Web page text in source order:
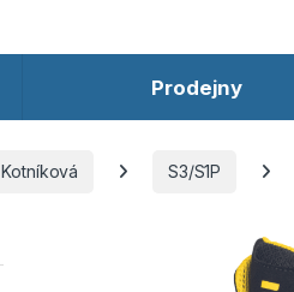
Prodejny
Kotníková S3/S1P